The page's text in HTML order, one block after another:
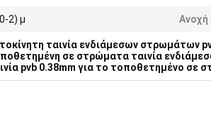
2) μ Ανοχή
ταινία ενδιάμεσων στρωμάτων
σε στρώματα ταινία
pvb 0.38mm για το τοποθετημένο σε